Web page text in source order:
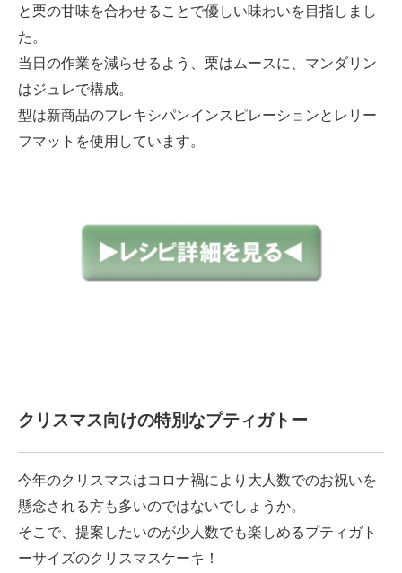
と栗の甘味を合わせることで優しい味わいを目指しまし
た。
当日の作業を減らせるよう、栗はムースに、マンダリン
はジュレで構成。
型は新商品のフレキシパンインスピレーションとレリー
フマットを使用しています。
クリスマス向けの特別なプティガトー
今年のクリスマスはコロナ禍により大人数でのお祝いを
懸念される方も多いのではないでしょうか。
そこで、提案したいのが少人数でも楽しめるプティガト
ーサイズのクリスマスケーキ！